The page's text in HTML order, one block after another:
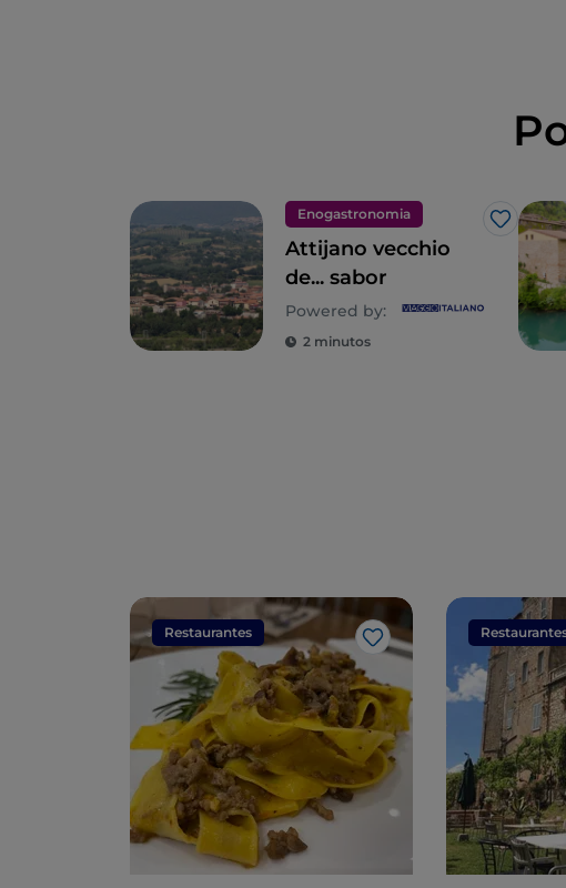
Enogastronomia
Gosto
Attijano vecchio
de... sabor
Powered by:
2 minutos
Restaurantes
Gosto